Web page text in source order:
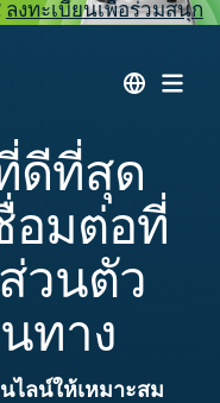
ลงทะเบียนเพื่อร่วมสนุก
ดีที่สุด
อมต่อที่
วนตัว
ทาง
ไลน์ให้เหมาะสม